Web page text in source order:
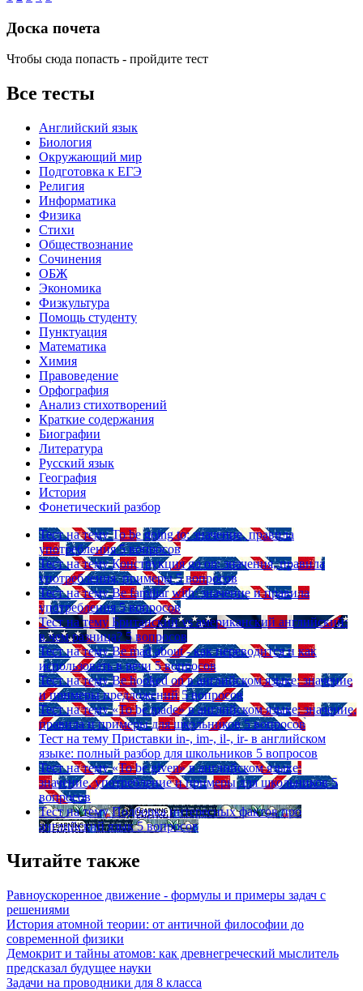
Доска почета
Чтобы сюда попасть - пройдите тест
Все тесты
Английский язык
Биология
Окружающий мир
Подготовка к ЕГЭ
Религия
Информатика
Физика
Стихи
Обществознание
Сочинения
ОБЖ
Экономика
Физкультура
Помощь студенту
Пунктуация
Математика
Химия
Правоведение
Орфография
Анализ стихотворений
Краткие содержания
Биографии
Литература
Русский язык
География
История
Фонетический разбор
Тест на тему To be going to: значение, правила
употребления 5 вопросов
Тест на тему Конструкция go on: значения, правила
употребления, примеры 5 вопросов
Тест на тему Be familiar with: значение и правила
употребления 5 вопросов
Тест на тему Британский vs американский английский:
в чем разница? 5 вопросов
Тест на тему Be mad about - как переводится и как
использовать в речи 5 вопросов
Тест на тему Be hooked on в английском языке: значение
и примеры предложений 5 вопросов
Тест на тему «To be made» в английском языке: значение,
правила и примеры для школьников 5 вопросов
Тест на тему Приставки in-, im-, il-, ir- в английском
языке: полный разбор для школьников 5 вопросов
Тест на тему «To be given» в английском языке:
значение, употребление и примеры для школьников 5
вопросов
Тест на тему Подборка интересных фактов про
английский язык 5 вопросов
Читайте также
Равноускоренное движение - формулы и примеры задач с
решениями
История атомной теории: от античной философии до
современной физики
Демокрит и тайны атомов: как древнегреческий мыслитель
предсказал будущее науки
Задачи на проводники для 8 класса